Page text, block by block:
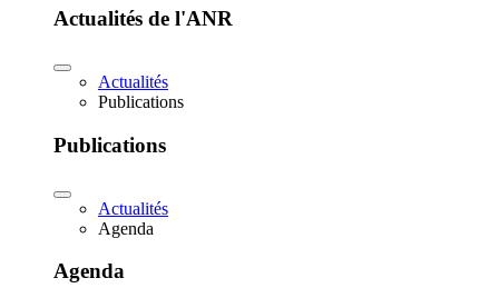
Actualités de l'ANR
Actualités
Publications
Publications
Actualités
Agenda
Agenda